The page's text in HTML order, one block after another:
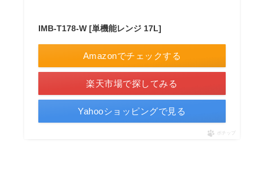
IMB-T178-W [単機能レンジ 17L]
Amazonでチェックする
楽天市場で探してみる
Yahooショッピングで見る
ポチップ